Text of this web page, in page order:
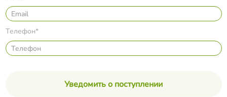
Телефон*
Уведомить о поступлении